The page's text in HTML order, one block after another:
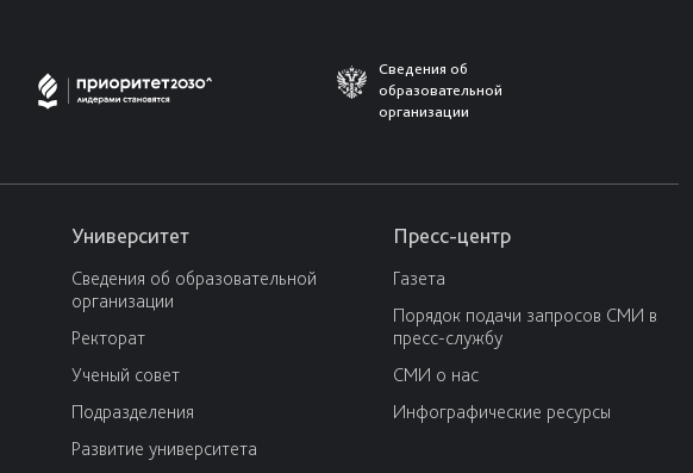
Сведения об
образовательной
организации
Университет
Сведения об образовательной
организации
Ректорат
Ученый совет
Подразделения
Развитие университета
Пресс-центр
Газета
Порядок подачи запросов СМИ в
пресс-службу
СМИ о нас
Инфографические ресурсы